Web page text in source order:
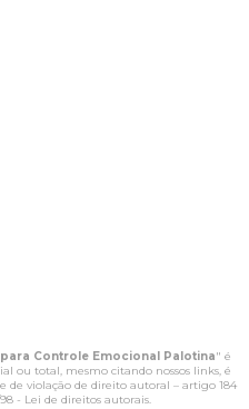
Controle Emocional Palotina" é
ou total, mesmo citando nossos links, é
de violação de direito autoral – artigo 184
98 - Lei de direitos autorais.